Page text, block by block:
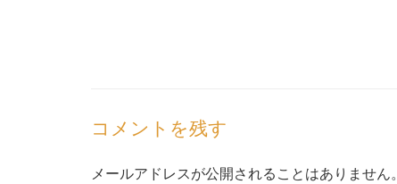
コメントを残す
メールアドレスが公開されることはありません。